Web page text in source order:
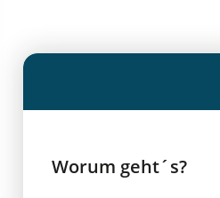
Worum geht´s?